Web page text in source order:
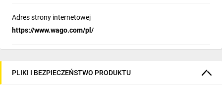
Adres strony internetowej
https://www.wago.com/pl/
PLIKI I BEZPIECZEŃSTWO PRODUKTU